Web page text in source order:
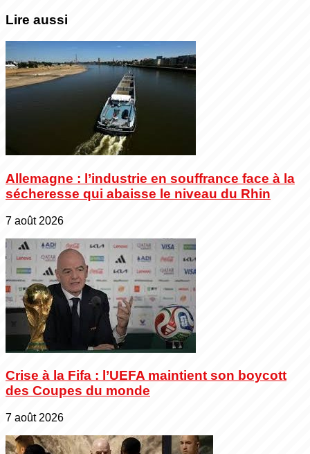
Lire aussi
Allemagne : l’industrie en souffrance face à la
sécheresse qui abaisse le niveau du Rhin
7 août 2026
Crise à la Fifa : l’UEFA maintient son boycott
des Coupes du monde
7 août 2026